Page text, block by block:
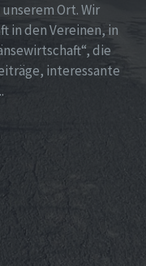
Ort. Wir
in den Vereinen, in
die
interessante